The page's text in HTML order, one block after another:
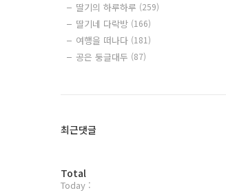
딸기의 하루하루 (259)
딸기네 다락방 (166)
여행을 떠나다 (181)
공은 둥글대두 (87)
최근댓글
방
문
Total
Today :